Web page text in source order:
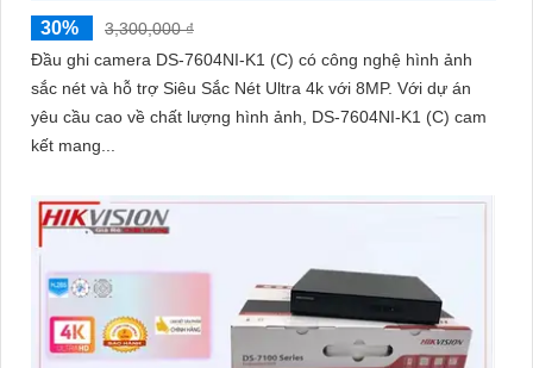
30%
3,300,000 ₫
Đầu ghi camera DS-7604NI-K1 (C) có công nghệ hình ảnh
sắc nét và hỗ trợ Siêu Sắc Nét Ultra 4k với 8MP. Với dự án
yêu cầu cao về chất lượng hình ảnh, DS-7604NI-K1 (C) cam
kết mang...